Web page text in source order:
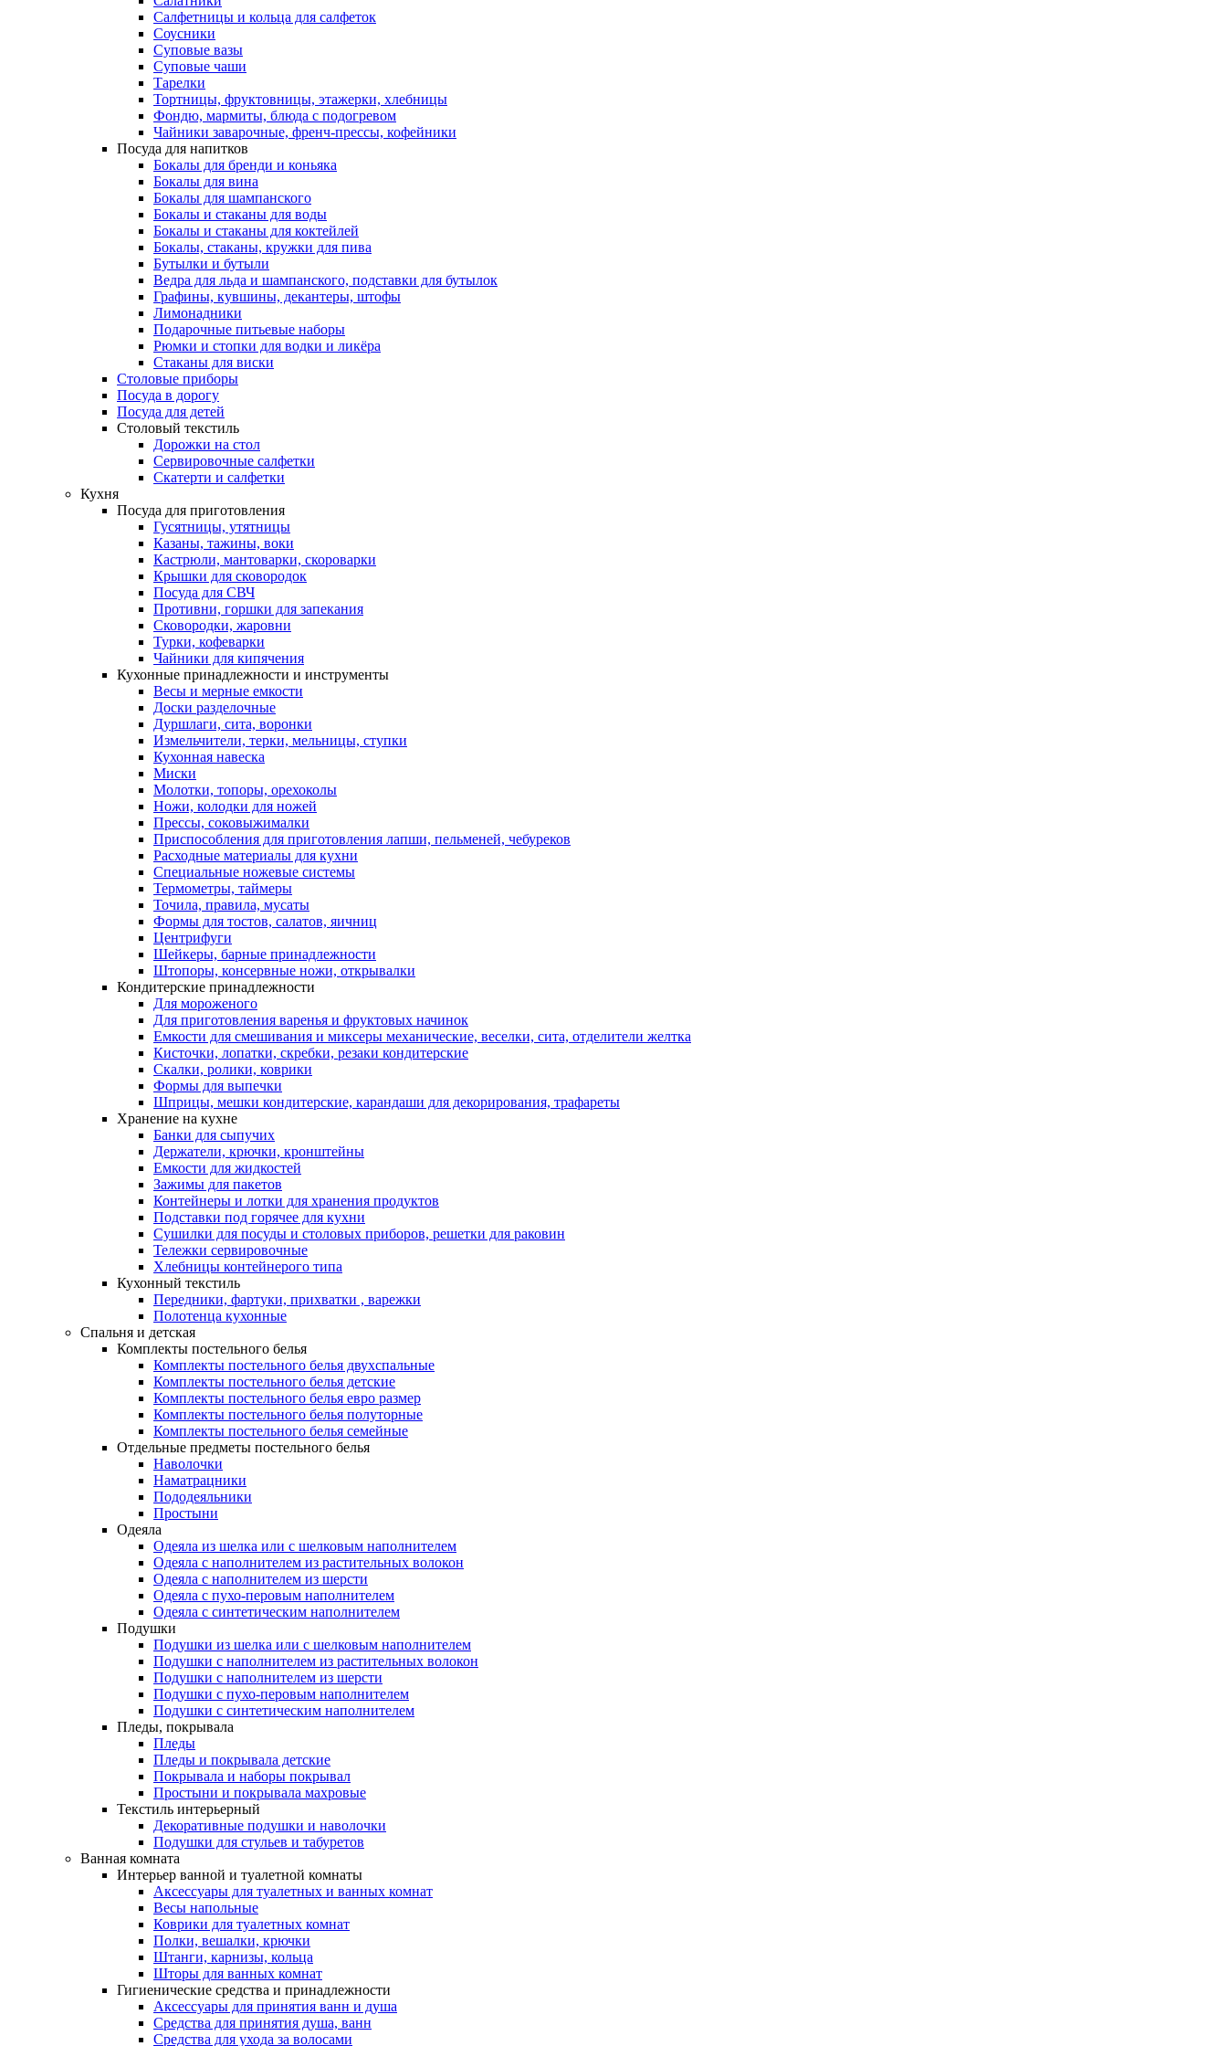
Салфетницы и кольца для салфеток
Соусники
Суповые вазы
Суповые чаши
Тарелки
Тортницы, фруктовницы, этажерки, хлебницы
Фондю, мармиты, блюда с подогревом
Чайники заварочные, френч-прессы, кофейники
Посуда для напитков
Бокалы для бренди и коньяка
Бокалы для вина
Бокалы для шампанского
Бокалы и стаканы для воды
Бокалы и стаканы для коктейлей
Бокалы, стаканы, кружки для пива
Бутылки и бутыли
Ведра для льда и шампанского, подставки для бутылок
Графины, кувшины, декантеры, штофы
Лимонадники
Подарочные питьевые наборы
Рюмки и стопки для водки и ликёра
Стаканы для виски
Столовые приборы
Посуда в дорогу
Посуда для детей
Столовый текстиль
Дорожки на стол
Сервировочные салфетки
Скатерти и салфетки
Кухня
Посуда для приготовления
Гусятницы, утятницы
Казаны, тажины, воки
Кастрюли, мантоварки, скороварки
Крышки для сковородок
Посуда для СВЧ
Противни, горшки для запекания
Сковородки, жаровни
Турки, кофеварки
Чайники для кипячения
Кухонные принадлежности и инструменты
Весы и мерные емкости
Доски разделочные
Дуршлаги, сита, воронки
Измельчители, терки, мельницы, ступки
Кухонная навеска
Миски
Молотки, топоры, орехоколы
Ножи, колодки для ножей
Прессы, соковыжималки
Приспособления для приготовления лапши, пельменей, чебуреков
Расходные материалы для кухни
Специальные ножевые системы
Термометры, таймеры
Точила, правила, мусаты
Формы для тостов, салатов, яичниц
Центрифуги
Шейкеры, барные принадлежности
Штопоры, консервные ножи, открывалки
Кондитерские принадлежности
Для мороженого
Для приготовления варенья и фруктовых начинок
Емкости для смешивания и миксеры механические, веселки, сита, отделители желтка
Кисточки, лопатки, скребки, резаки кондитерские
Скалки, ролики, коврики
Формы для выпечки
Шприцы, мешки кондитерские, карандаши для декорирования, трафареты
Хранение на кухне
Банки для сыпучих
Держатели, крючки, кронштейны
Емкости для жидкостей
Зажимы для пакетов
Контейнеры и лотки для хранения продуктов
Подставки под горячее для кухни
Сушилки для посуды и столовых приборов, решетки для раковин
Тележки сервировочные
Хлебницы контейнерого типа
Кухонный текстиль
Передники, фартуки, прихватки , варежки
Полотенца кухонные
Спальня и детская
Комплекты постельного белья
Комплекты постельного белья двухспальные
Комплекты постельного белья детские
Комплекты постельного белья евро размер
Комплекты постельного белья полуторные
Комплекты постельного белья семейные
Отдельные предметы постельного белья
Наволочки
Наматрацники
Пододеяльники
Простыни
Одеяла
Одеяла из шелка или с шелковым наполнителем
Одеяла с наполнителем из растительных волокон
Одеяла с наполнителем из шерсти
Одеяла с пухо-перовым наполнителем
Одеяла с синтетическим наполнителем
Подушки
Подушки из шелка или с шелковым наполнителем
Подушки с наполнителем из растительных волокон
Подушки с наполнителем из шерсти
Подушки с пухо-перовым наполнителем
Подушки с синтетическим наполнителем
Пледы, покрывала
Пледы
Пледы и покрывала детские
Покрывала и наборы покрывал
Простыни и покрывала махровые
Текстиль интерьерный
Декоративные подушки и наволочки
Подушки для стульев и табуретов
Ванная комната
Интерьер ванной и туалетной комнаты
Аксессуары для туалетных и ванных комнат
Весы напольные
Коврики для туалетных комнат
Полки, вешалки, крючки
Штанги, карнизы, кольца
Шторы для ванных комнат
Гигиенические средства и принадлежности
Аксессуары для принятия ванн и душа
Средства для принятия душа, ванн
Средства для ухода за волосами